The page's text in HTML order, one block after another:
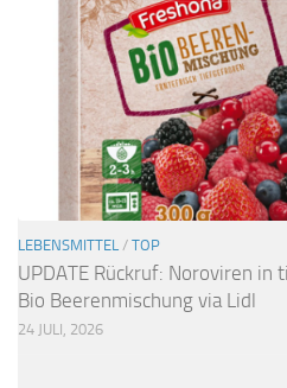
LEBENSMITTEL / TOP
UPDATE Rückruf: Noroviren
Bio Beerenmischung via Lidl
24 JULI, 2026